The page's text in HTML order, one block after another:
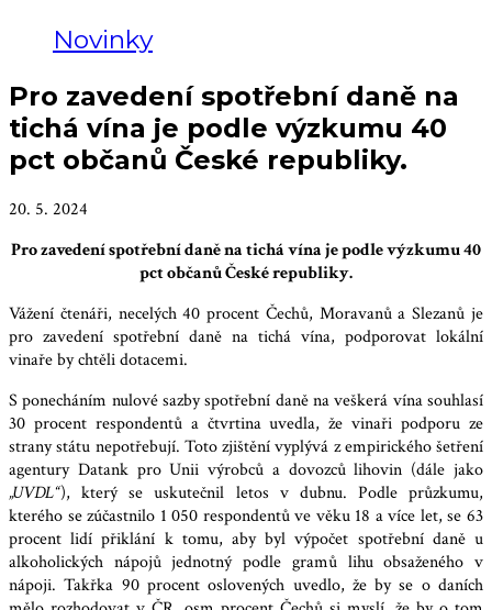
Novinky
Pro zavedení spotřební daně na
tichá vína je podle výzkumu 40
pct občanů České republiky.
20. 5. 2024
Pro zavedení spotřební daně na tichá vína je podle výzkumu 40
pct občanů České republiky.
Vážení čtenáři, necelých 40 procent Čechů, Moravanů a Slezanů je
pro zavedení spotřební daně na tichá vína, podporovat lokální
vinaře by chtěli dotacemi.
S ponecháním nulové sazby spotřební daně na veškerá vína souhlasí
30 procent respondentů a čtvrtina uvedla, že vinaři podporu ze
strany státu nepotřebují. Toto zjištění vyplývá z empirického šetření
agentury Datank pro Unii výrobců a dovozců lihovin (dále jako
„UVDL“), který se uskutečnil letos v dubnu. Podle průzkumu,
kterého se zúčastnilo 1 050 respondentů ve věku 18 a více let, se 63
procent lidí přiklání k tomu, aby byl výpočet spotřební daně u
alkoholických nápojů jednotný podle gramů lihu obsaženého v
nápoji. Takřka 90 procent oslovených uvedlo, že by se o daních